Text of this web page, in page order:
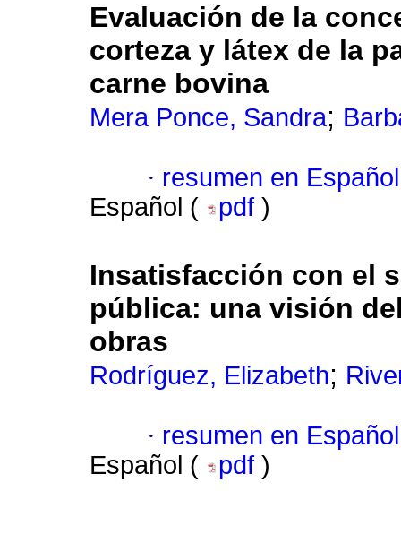
Evaluación de la
corteza y látex de la
carne bovina
Mera Ponce, Sandra;
· resumen en Español
Español (
pdf )
Insatisfacción con el
pública: una visión
obras
Rodríguez, Elizabeth;
· resumen en Español
Español (
pdf )